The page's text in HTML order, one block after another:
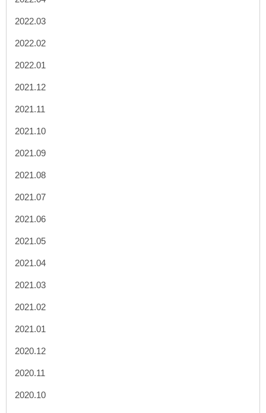
2022.03
2022.02
2022.01
2021.12
2021.11
2021.10
2021.09
2021.08
2021.07
2021.06
2021.05
2021.04
2021.03
2021.02
2021.01
2020.12
2020.11
2020.10